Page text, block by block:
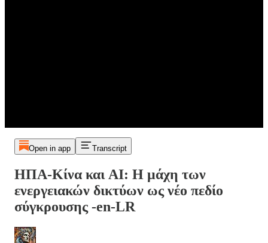
Open in app Transcript
ΗΠΑ-Κίνα και AI: Η μάχη των
ενεργειακών δικτύων ως νέο πεδίο
σύγκρουσης -en-LR